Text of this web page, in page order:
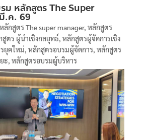
ม หลักสูตร The Super
.ค. 69
หลักสูตร The super manager, หลักสูตร
สูตร ผู้นำเชิงกลยุทธ์, หลักสูตรผู้จัดการเชิง
ยุคใหม่, หลักสูตรอบรมผู้จัดการ, หลักสูตร
ะ, หลักสูตรอบรมผู้บริหาร